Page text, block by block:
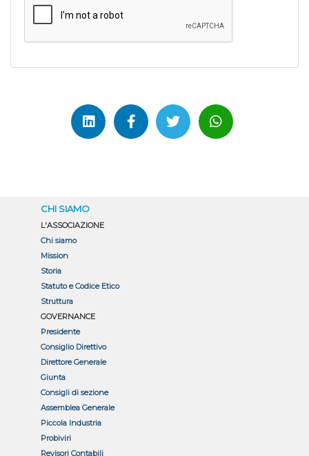
CHI SIAMO
L'ASSOCIAZIONE
Chi siamo
Mission
Storia
Statuto e Codice Etico
Struttura
GOVERNANCE
Presidente
Consiglio Direttivo
Direttore Generale
Giunta
Consigli di sezione
Assemblea Generale
Piccola Industria
Probiviri
Revisori Contabili